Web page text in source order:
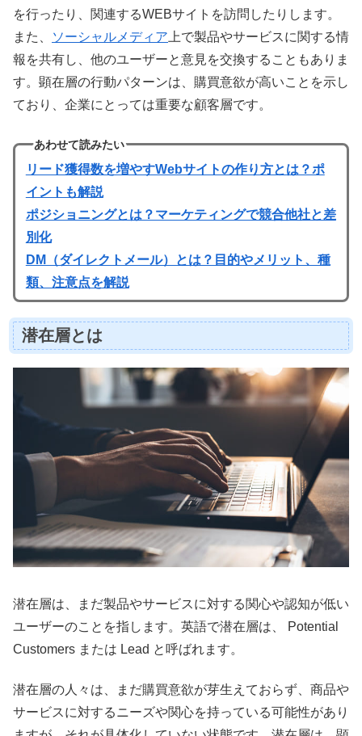
を行ったり、関連するWEBサイトを訪問したりします。
また、
ソーシャルメディア上で製品やサービスに関する情
報を共有し、他のユーザーと意見を交換することもありま
す。顕在層の行動パターンは、購買意欲が高いことを示し
ており、企業にとっては重要な顧客層です。
あわせて読みたい
リード獲得数を増やすWebサイトの作り方とは？ポ
イントも解説
ポジショニングとは？マーケティングで競合他社と差
別化
DM（ダイレクトメール）とは？目的やメリット、種
類、注意点を解説
潜在層とは
潜在層は、まだ製品やサービスに対する関心や認知が低い
ユーザーのことを指します。英語で潜在層は、 Potential
Customers または Lead と呼ばれます。
潜在層の人々は、まだ購買意欲が芽生えておらず、商品や
サービスに対するニーズや関心を持っている可能性があり